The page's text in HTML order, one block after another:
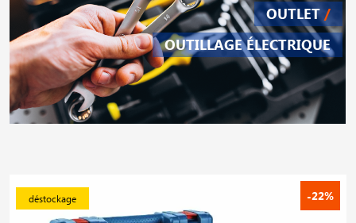
OUTLET /
OUTILLAGE ÉLECTRIQUE
-22%
déstockage